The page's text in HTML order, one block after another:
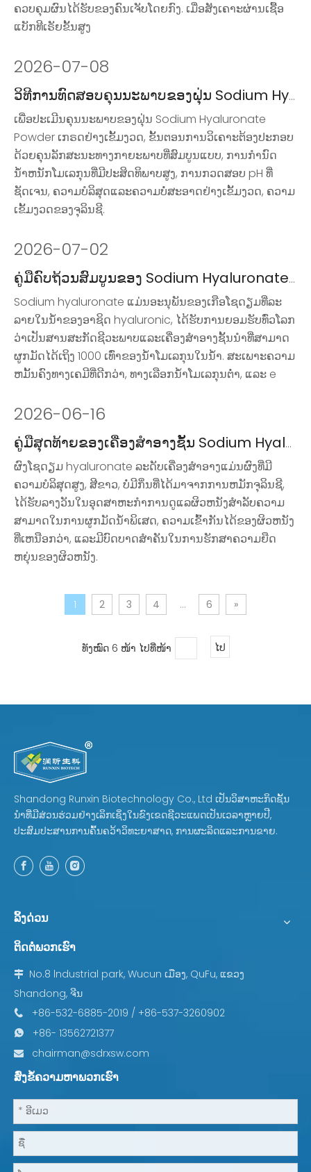
ຄວບຄຸມຜົນໄດ້ຮັບຂອງຄົນເຈັບໂດຍກົງ. ເມື່ອສັງເຄາະຜ່ານເຊື້ອ
ແບັກທີເຣັຍຂັ້ນສູງ
2026-07-08
ວິທີການທົດສອບຄຸນນະພາບຂອງຝຸ່ນ Sodium Hyaluronate
ເພື່ອປະເມີນຄຸນນະພາບຂອງຝຸ່ນ Sodium Hyaluronate
Powder ເກຣດຢ່າງເຂັ້ມງວດ, ຂັ້ນຕອນການວິເຄາະຕ້ອງປະກອບ
ດ້ວຍຄຸນລັກສະນະທາງກາຍະພາບທີ່ສົມບູນແບບ, ການກໍານົດ
ນ້ໍາຫນັກໂມເລກຸນທີ່ມີປະສິດທິພາບສູງ, ການກວດສອບ pH ທີ່
ຊັດເຈນ, ຄວາມບໍລິສຸດແລະຄວາມບໍ່ສະອາດຢ່າງເຂັ້ມງວດ, ຄວາມ
ເຂັ້ມງວດຂອງຈຸລິນຊີ.
2026-07-02
ຄູ່ມືຄົບຖ້ວນສົມບູນຂອງ Sodium Hyaluronate ໃນການດູແລຜິວຫນັງ
Sodium hyaluronate ແມ່ນອະນຸພັນຂອງເກືອໂຊດຽມທີ່ລະ
ລາຍໃນນ້ໍາຂອງອາຊິດ hyaluronic, ໄດ້ຮັບການຍອມຮັບທົ່ວໂລກ
ວ່າເປັນສານສະກັດຊີວະພາບແລະເຄື່ອງສໍາອາງຊັ້ນນໍາທີ່ສາມາດ
ຜູກມັດໄດ້ເຖິງ 1000 ເທົ່າຂອງນ້ໍາໂມເລກຸນໃນນ້ໍາ. ສະ​ເພາະ​ຄວາມ​
ຫມັ້ນ​ຄົງ​ທາງ​ເຄ​ມີ​ທີ່​ດີກ​ວ່າ​, ທາງ​ເລືອກ​ນ​້​ໍ​າ​ໂມ​ເລ​ກຸນ​ຕ​່​ໍ​າ​, ແລະ e​
2026-06-16
ຄູ່ມືສຸດທ້າຍຂອງເຄື່ອງສໍາອາງຊັ້ນ Sodium Hyaluronate Powder ສໍາລັບການດູແລຜິວຫນັງ
ຜົງໂຊດຽມ hyaluronate ລະດັບເຄື່ອງສໍາອາງແມ່ນຜົງທີ່ມີ
ຄວາມບໍລິສຸດສູງ, ສີຂາວ, ບໍ່ມີກິ່ນທີ່ໄດ້ມາຈາກການຫມັກຈຸລິນຊີ,
ໄດ້ຮັບລາງວັນໃນອຸດສາຫະກໍາການດູແລຜິວຫນັງສໍາລັບຄວາມ
ສາມາດໃນການຜູກມັດນ້ໍາພິເສດ, ຄວາມເຂົ້າກັນໄດ້ຂອງຜິວຫນັງ
ທີ່ເຫນືອກວ່າ, ແລະມີບົດບາດສໍາຄັນໃນການຮັກສາຄວາມຍືດ
ຫຍຸ່ນຂອງຜິວຫນັງ.
1 2 3 4 ... 6 »
ທັງໝົດ 6 ໜ້າ ໄປທີ່ໜ້າ ໄປ
Shandong Runxin Biotechnology Co., Ltd ເປັນວິສາຫະກິດຊັ້ນ
ນໍາທີ່ມີສ່ວນຮ່ວມຢ່າງເລິກເຊິ່ງໃນຂົງເຂດຊີວະແພດເປັນເວລາຫຼາຍປີ,
ປະສົມປະສານການຄົ້ນຄວ້າວິທະຍາສາດ, ການຜະລິດແລະການຂາຍ.
ລິ້ງດ່ວນ
ຕິດຕໍ່ພວກເຮົາ

No.8 lndustrial park, Wucun ເມືອງ, QuFu, ແຂວງ
Shandong, ຈີນ
 +86-532-6885-2019 / +86-537-3260902
 +86- 13562721377
 chairman@sdrxsw.com
ສົ່ງຂໍ້ຄວາມຫາພວກເຮົາ